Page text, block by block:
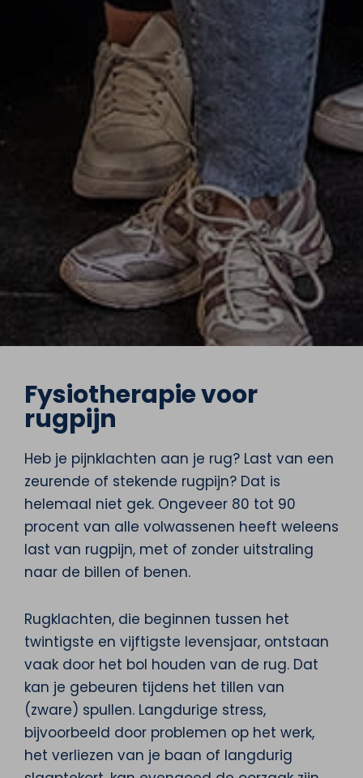
Fysiotherapie voor
rugpijn
Heb je pijnklachten aan je rug? Last van een
zeurende of stekende rugpijn? Dat is
helemaal niet gek. Ongeveer 80 tot 90
procent van alle volwassenen heeft weleens
last van rugpijn, met of zonder uitstraling
naar de billen of benen.
Rugklachten, die beginnen tussen het
twintigste en vijftigste levensjaar, ontstaan
vaak door het bol houden van de rug. Dat
kan je gebeuren tijdens het tillen van
(zware) spullen. Langdurige stress,
bijvoorbeeld door problemen op het werk,
het verliezen van je baan of langdurig